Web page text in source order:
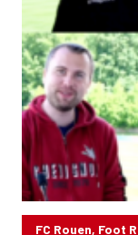
FC Rouen, Foot